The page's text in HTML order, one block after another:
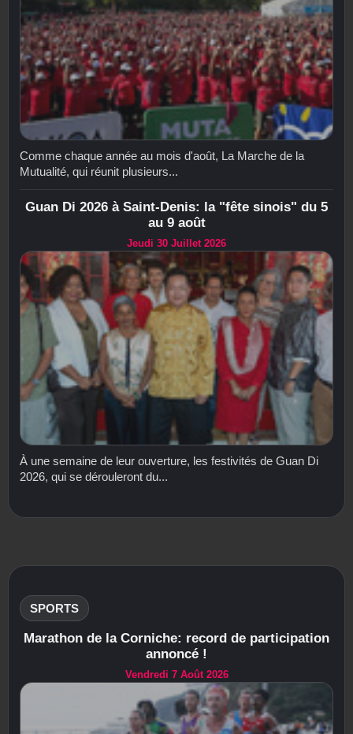
Comme chaque année au mois d'août, La Marche de la
Mutualité, qui réunit plusieurs...
Guan Di 2026 à Saint-Denis: la "fête sinois" du 5
au 9 août
Jeudi 30 Juillet 2026
À une semaine de leur ouverture, les festivités de Guan Di
2026, qui se dérouleront du...
SPORTS
Marathon de la Corniche: record de participation
annoncé !
Vendredi 7 Août 2026